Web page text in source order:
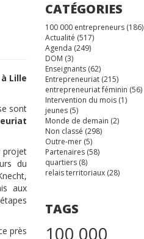
Lille
sont
projet
du
aux
près
CATÉGORIES
100 000 entrepreneurs(186)
Actualité (517)
Agenda (249)
DOM (3)
Enseignants(62)
Entrepreneuriat(215)
entrepreneuriat féminin (56)
Intervention du mois(1)
jeunes(5)
Monde de demain (2)
Non classé (298)
Outre-mer(5)
Partenaires(58)
quartiers(8)
relais territoriaux(28)
TAGS
100 000